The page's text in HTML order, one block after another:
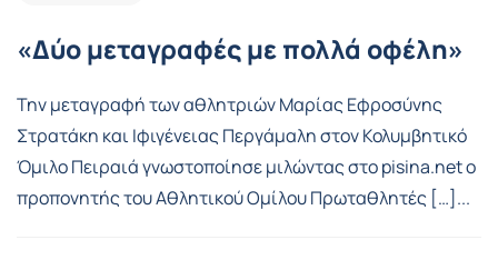
«Δύο μεταγραφές με πολλά οφέλη»
Την μεταγραφή των αθλητριών Μαρίας Εφροσύνης
Στρατάκη και Ιφιγένειας Περγάμαλη στον Κολυμβητικό
Όμιλο Πειραιά γνωστοποίησε μιλώντας στο pisina.net ο
προπονητής του Αθλητικού Ομίλου Πρωταθλητές […]...